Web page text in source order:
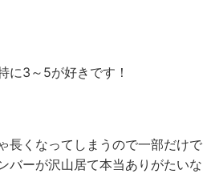
に3～5が好きです！
長くなってしまうので一部だけで
バーが沢山居て本当ありがたいな